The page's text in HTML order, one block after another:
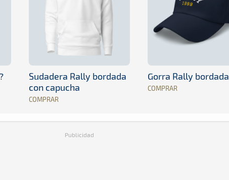
Sudadera Rally bordada
con capucha
COMPRAR
Gorra Rally bordada
COMPRAR
Publicidad